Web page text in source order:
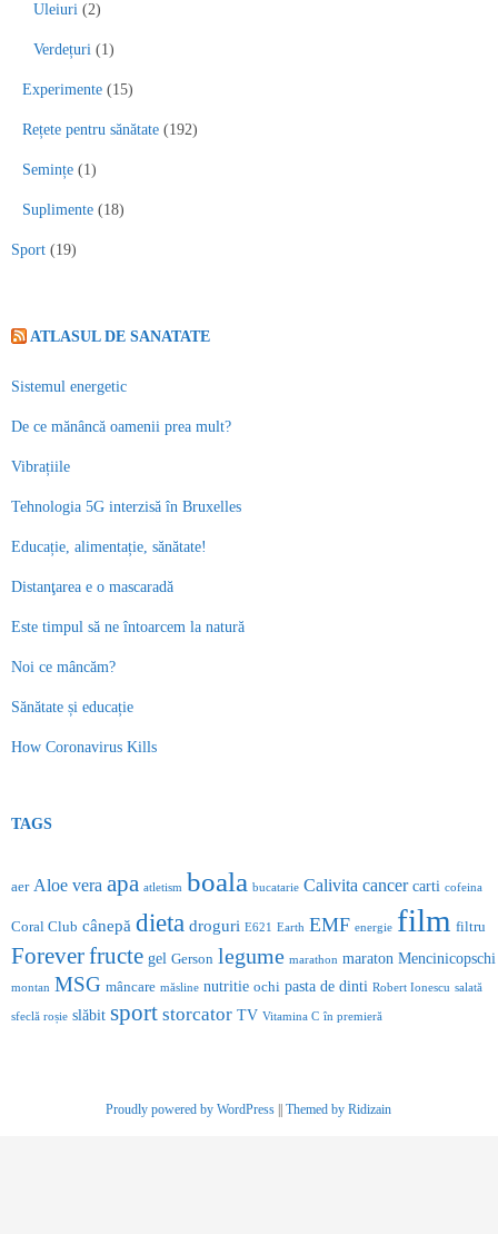
Uleiuri (2)
Verdețuri (1)
Experimente (15)
Rețete pentru sănătate (192)
Semințe (1)
Suplimente (18)
Sport (19)
ATLASUL DE SANATATE
Sistemul energetic
De ce mănâncă oamenii prea mult?
Vibrațiile
Tehnologia 5G interzisă în Bruxelles
Educație, alimentație, sănătate!
Distanţarea e o mascaradă
Este timpul să ne întoarcem la natură
Noi ce mâncăm?
Sănătate și educație
How Coronavirus Kills
TAGS
aer Aloe vera apa atletism boala bucatarie Calivita cancer carti cofeina
Coral Club cânepă dieta droguri E621 Earth EMF energie film filtru
Foreverfructe gel Gerson legume marathon maraton Mencinicopschi
montan MSG mâncare măsline nutritie ochi pasta de dinti Robert Ionescu salată
sfeclă roșie slăbit sport storcator TV Vitamina C în premieră
Proudly powered by WordPress ||Themed by Ridizain